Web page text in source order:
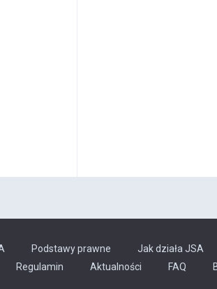
Podstawy prawne
Jak działa JSA
Regulamin Aktualności FAQ